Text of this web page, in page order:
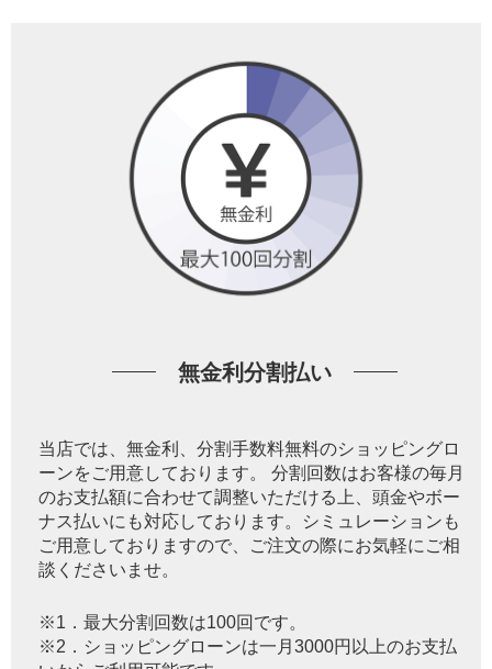
無金利分割払い
当店では、無金利、分割手数料無料のショッピングロ
ーンをご用意しております。 分割回数はお客様の毎月
のお支払額に合わせて調整いただける上、頭金やボー
ナス払いにも対応しております。シミュレーションも
ご用意しておりますので、ご注文の際にお気軽にご相
談くださいませ。
※1．最大分割回数は100回です。
※2．ショッピングローンは一月3000円以上のお支払